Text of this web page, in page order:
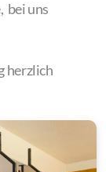
bei uns
herzlich